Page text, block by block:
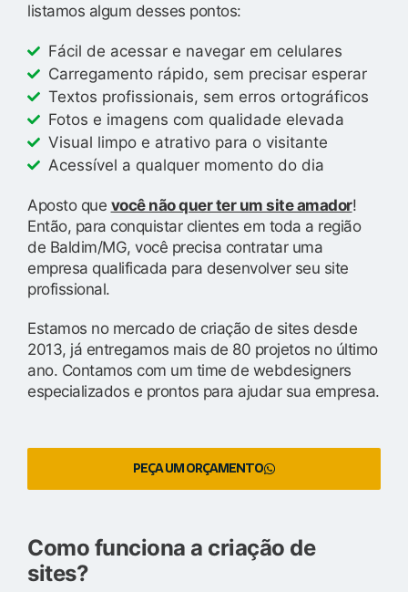
listamos algum desses pontos:
Fácil de acessar e navegar em celulares
Carregamento rápido, sem precisar esperar
Textos profissionais, sem erros ortográficos
Fotos e imagens com qualidade elevada
Visual limpo e atrativo para o visitante
Acessível a qualquer momento do dia
Aposto que você não quer ter um site amador!
Então, para conquistar clientes em toda a região
de Baldim/MG, você precisa contratar uma
empresa qualificada para desenvolver seu site
profissional.
Estamos no mercado de criação de sites desde
2013, já entregamos mais de 80 projetos no último
ano. Contamos com um time de webdesigners
especializados e prontos para ajudar sua empresa.
PEÇA UM ORÇAMENTO
Como funciona a criação de
sites?